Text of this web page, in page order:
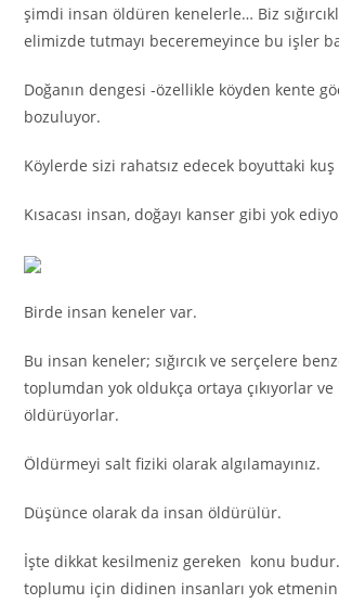
şimdi insan öldüren kenelerle… Biz
elimizde tutmayı beceremeyince bu işler
Doğanın dengesi -özellikle köyden kente
bozuluyor.
Köylerde sizi rahatsız edecek boyuttaki kuş
Kısacası insan, doğayı kanser gibi yok
Birde insan keneler var.
Bu insan keneler; sığırcık ve serçelere
toplumdan yok oldukça ortaya çıkıyorlar ve
öldürüyorlar.
Öldürmeyi salt fiziki olarak algılamayınız.
Düşünce olarak da insan öldürülür.
İşte dikkat kesilmeniz gereken konu
toplumu için didinen insanları yok